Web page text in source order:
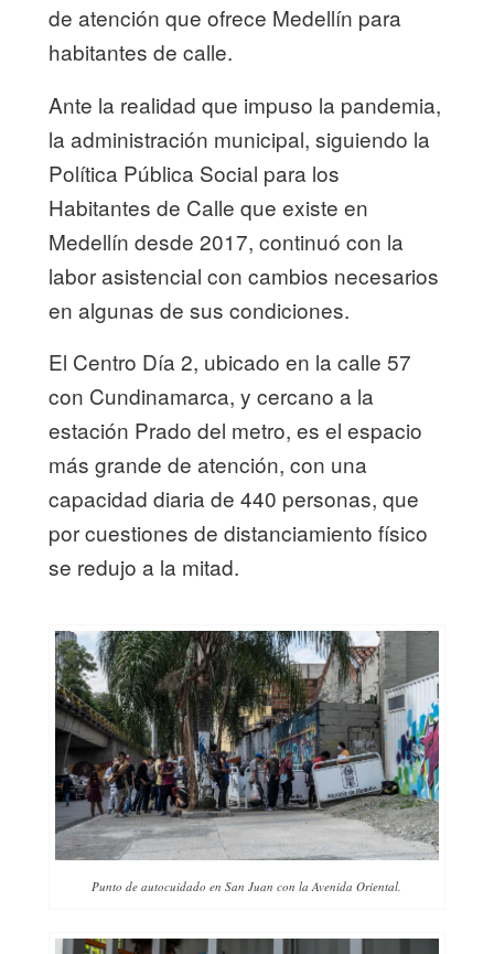
de atención que ofrece Medellín para
habitantes de calle.
Ante la realidad que impuso la pandemia,
la administración municipal, siguiendo la
Política Pública Social para los
Habitantes de Calle que existe en
Medellín desde 2017, continuó con la
labor asistencial con cambios necesarios
en algunas de sus condiciones.
El Centro Día 2, ubicado en la calle 57
con Cundinamarca, y cercano a la
estación Prado del metro, es el espacio
más grande de atención, con una
capacidad diaria de 440 personas, que
por cuestiones de distanciamiento físico
se redujo a la mitad.
Punto de autocuidado en San Juan con la Avenida Oriental.